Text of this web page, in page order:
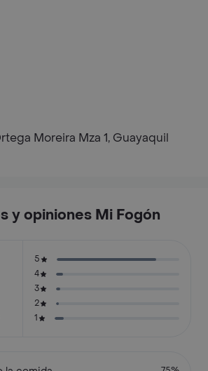
Moreira Mza 1, Guayaquil
y opiniones Mi Fogón
5
4
3
2
1